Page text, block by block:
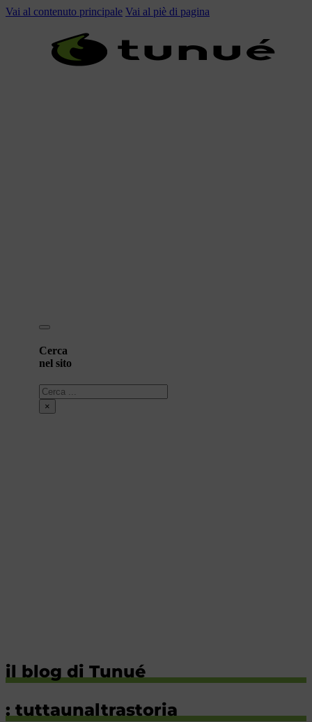
Vai al contenuto principale Vai al piè di pagina
Cerca
nel sito
Cerca
×
il blog di Tunué
: tuttaunaltrastoria